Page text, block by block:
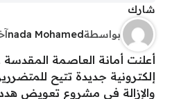
شارك
بواسطةnada Mohamed
أعلنت أمانة العاصمة
إلكترونية جديدة تتيح